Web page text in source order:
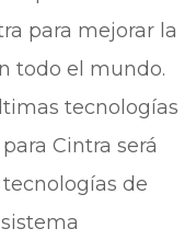
para mejorar la
todo el mundo.
tecnologías
Cintra será
de